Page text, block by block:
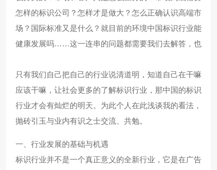
怎样的标识公司？怎样才是做大？怎么正确认识高端市
场？国际标准又是什么？就目前的环境中国标识行业能
健康发展吗……这一连串的问题都需要我们去解答，也
只有我们自己把自己的行业说清道明，知道自己在干嘛
应该干嘛，让社会更多的了解标识行业，那中国的标识
行业才会有灿烂的明天。为此个人在此浅谈我的看法，
抛砖引玉与业内有识之士交流、共勉。
一、行业发展的基础与机遇
标识行业并不是一个真正意义的全新行业，它是在广告